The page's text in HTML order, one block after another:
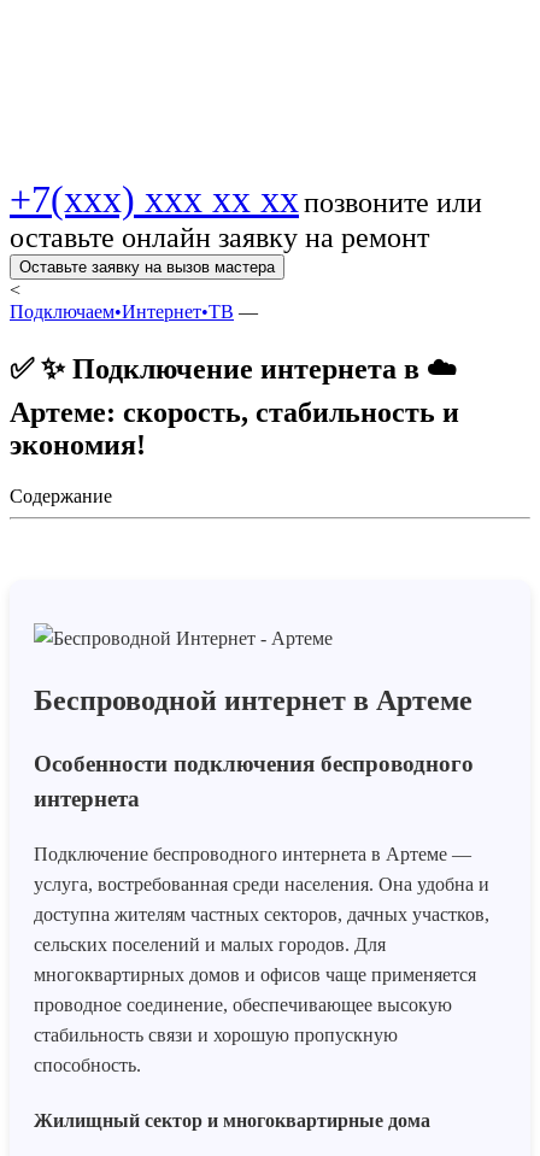
+7(xxx) xxx xx xxпозвоните или
оставьте онлайн заявку на ремонт
Оставьте заявку на вызов мастера
<
Подключаем•Интернет•ТВ —
✅ ✨ Подключение интернета в ☁️
Артеме: скорость, стабильность и
экономия!
Содержание
Беспроводной интернет в Артеме
Особенности подключения беспроводного
интернета
Подключение беспроводного интернета в Артеме —
услуга, востребованная среди населения. Она удобна и
доступна жителям частных секторов, дачных участков,
сельских поселений и малых городов. Для
многоквартирных домов и офисов чаще применяется
проводное соединение, обеспечивающее высокую
стабильность связи и хорошую пропускную
способность.
Жилищный сектор и многоквартирные дома